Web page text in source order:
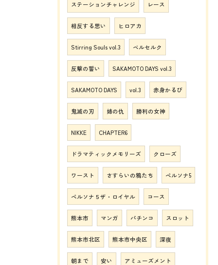
ステーションチャレンジ レース
相反する思い ヒロアカ
Stirring Souls vol.3 ベルセルク
反撃の誓い SAKAMOTO DAYS vol.3
SAKAMOTO DAYS vol.3 赤身かるび
鬼滅の刃 姉の仇 勝利の女神
NIKKE CHAPTER6
ドラマティックメモリーズ クローズ
ワースト さすらいの鴉たち ペルソナ5
ペルソナ５ザ・ロイヤル コース
熊本市 マンガ パチンコ スロット
熊本市北区 熊本市中央区 深夜
朝まで 安い アミューズメント